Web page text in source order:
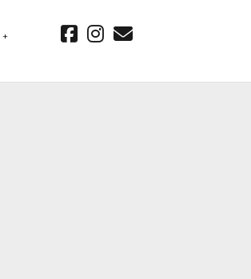
facebook
instagram
email